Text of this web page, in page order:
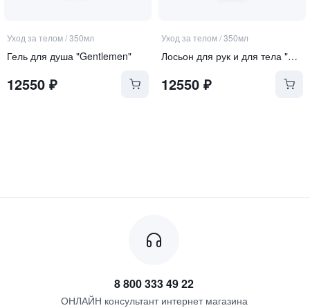
Уход за телом/350мл
Гель для душа "Gentlemen"
12550 ₽
Уход за телом/350мл
Лосьон для рук и для тела "Gentlemen"
12550₽
8 800 333 49 22
ОНЛАЙН консультант интернет магазина